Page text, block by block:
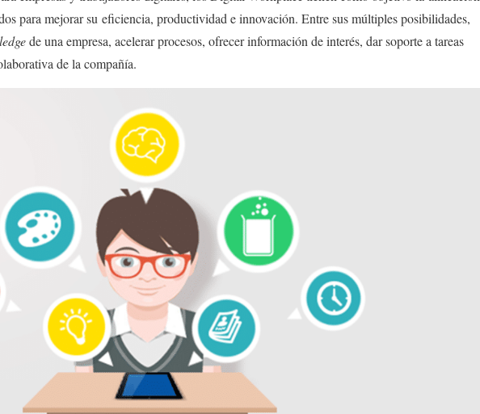
para mejorar su eficiencia, productividad e innovación. Entre sus múltiples posibilidades,
de una empresa, acelerar procesos, ofrecer información de interés, dar soporte a tareas
de la compañía.